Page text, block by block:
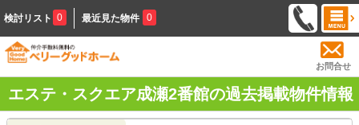
検討リスト 0 最近見た物件 0
お問合せ
エステ・スクエア成瀬2番館の過去掲載物件情報